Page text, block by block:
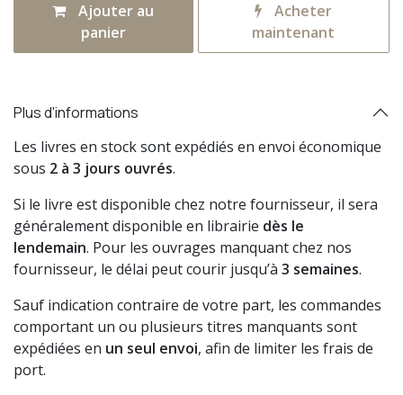
Ajouter au
panier
Acheter
maintenant
Plus d'informations
Les livres en stock sont expédiés en envoi économique
sous 2 à 3 jours ouvrés.
Si le livre est disponible chez notre fournisseur, il sera
généralement disponible en librairie dès le
lendemain. Pour les ouvrages manquant chez nos
fournisseur, le délai peut courir jusqu’à 3 semaines.
Sauf indication contraire de votre part, les commandes
comportant un ou plusieurs titres manquants sont
expédiées en un seul envoi, afin de limiter les frais de
port.